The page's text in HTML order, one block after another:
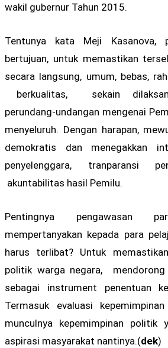
wakil gubernur Tahun 2015.
Tentunya kata Meji Kasanova,
bertujuan, untuk memastikan
secara langsung, umum, bebas,
berkualitas, sekain
perundang-undangan mengenai
menyeluruh. Dengan harapan,
demokratis dan menegakkan
penyelenggara, tranparansi
akuntabilitas hasil Pemilu.
Pentingnya pengawasan
mempertanyakan kepada para
harus terlibat? Untuk
politik warga negara, mendorong
sebagai instrument penentuan
Termasuk evaluasi
munculnya kepemimpinan politik
aspirasi masyarakat nantinya.(dek)